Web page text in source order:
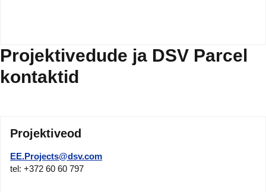
Projektivedude ja DSV Parcel
kontaktid
Projektiveod
EE.Projects@dsv.com
tel: +372 60 60 797